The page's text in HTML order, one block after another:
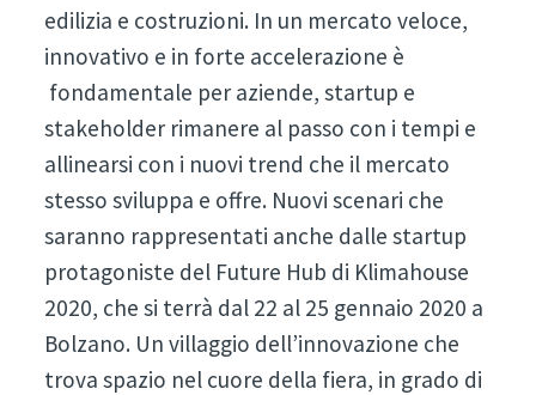
edilizia e costruzioni. In un mercato veloce,
innovativo e in forte accelerazione è
fondamentale per aziende, startup e
stakeholder rimanere al passo con i tempi e
allinearsi con i nuovi trend che il mercato
stesso sviluppa e offre. Nuovi scenari che
saranno rappresentati anche dalle startup
protagoniste del Future Hub di Klimahouse
2020, che si terrà dal 22 al 25 gennaio 2020 a
Bolzano. Un villaggio dell’innovazione che
trova spazio nel cuore della fiera, in grado di